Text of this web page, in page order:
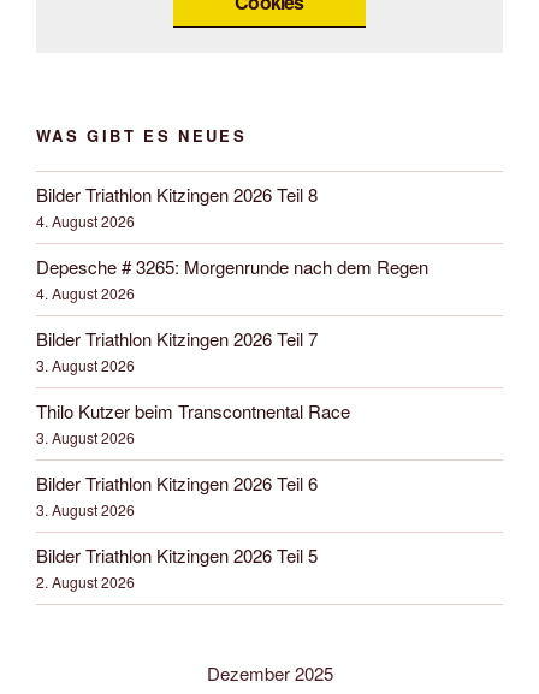
WAS GIBT ES NEUES
Bilder Triathlon Kitzingen 2026 Teil 8
4. August 2026
Depesche # 3265: Morgenrunde nach dem Regen
4. August 2026
Bilder Triathlon Kitzingen 2026 Teil 7
3. August 2026
Thilo Kutzer beim Transcontnental Race
3. August 2026
Bilder Triathlon Kitzingen 2026 Teil 6
3. August 2026
Bilder Triathlon Kitzingen 2026 Teil 5
2. August 2026
Dezember 2025